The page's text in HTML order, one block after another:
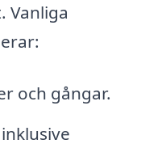
Vanliga
och gångar.